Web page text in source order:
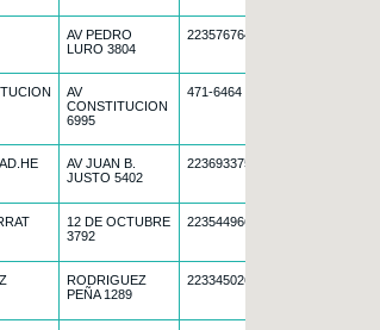
AV PEDRO
LURO 3804
2235767649
AV
CONSTITUCION
6995
471-6464
AV JUAN B.
JUSTO 5402
2236933753
12 DE OCTUBRE
3792
2235449668
RODRIGUEZ
PEÑA 1289
2233450267